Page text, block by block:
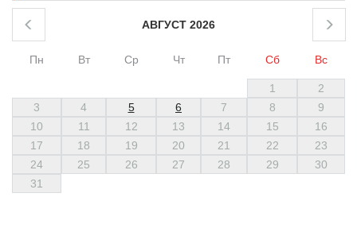
АВГУСТ 2026
Пн Вт Ср Чт Пт Сб Вс
1
2
3
4 5 6 7 8
9
10
11 12 13 14 15
16
17
18 19 20 21 22
23
24
25 26 27 28 29
30
31